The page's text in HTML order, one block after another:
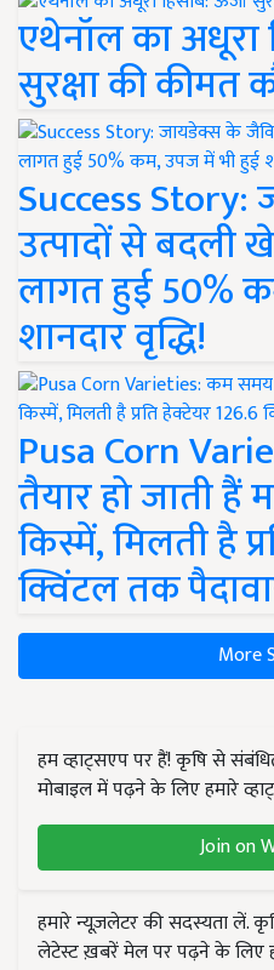
एथेनॉल का अधूरा
सुरक्षा की कीमत
Success
उत्पादों से बदली
लागत हुई 50%
शानदार वृद्धि!
Pusa Corn
तैयार हो जाती हैं
किस्में, मिलती है
क्विंटल तक
More
हम व्हाट्सएप पर हैं! कृषि से
मोबाइल में पढ़ने के लिए हमारे
Join on
हमारे न्यूज़लेटर की सदस्यता लें.
लेटेस्ट ख़बरें मेल पर पढ़ने के लिए